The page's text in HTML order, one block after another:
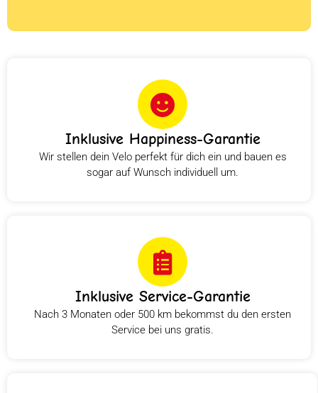
Inklusive Happiness-Garantie
Wir stellen dein Velo perfekt für dich ein und bauen es
sogar auf Wunsch individuell um.
Inklusive Service-Garantie
Nach 3 Monaten oder 500 km bekommst du den ersten
Service bei uns gratis.